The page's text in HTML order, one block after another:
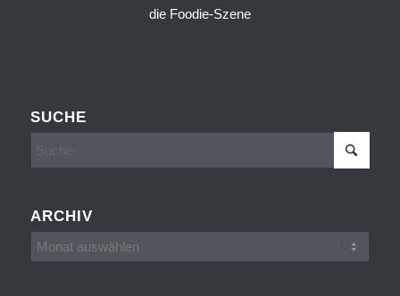
SUCHE
ARCHIV